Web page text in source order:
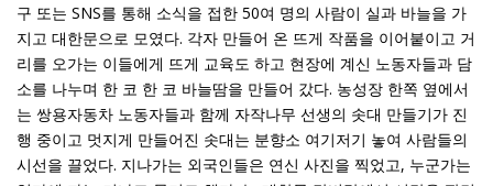
구 또는 SNS를 통해 소식을 접한 50여 명의 사람이 실과 바늘을 가
지고 대한문으로 모였다. 각자 만들어 온 뜨게 작품을 이어붙이고 거
리를 오가는 이들에게 뜨게 교육도 하고 현장에 계신 노동자들과 담
소를 나누며 한 코 한 코 바늘땀을 만들어 갔다. 농성장 한쪽 옆에서
는 쌍용자동차 노동자들과 함께 자작나무 선생의 솟대 만들기가 진
행 중이고 멋지게 만들어진 솟대는 분향소 여기저기 놓여 사람들의
시선을 끌었다. 지나가는 외국인들은 연신 사진을 찍었고, 누군가는